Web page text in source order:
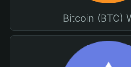
Bitcoin (BTC)